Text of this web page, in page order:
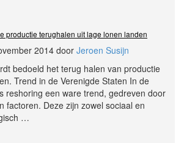
productie terughalen uit lage lonen landen
2014 doorJeroen Susijn
bedoeld het terug halen van productie
Trend in de Verenigde Staten In de
reshoring een ware trend, gedreven door
factoren. Deze zijn zowel sociaal en
…